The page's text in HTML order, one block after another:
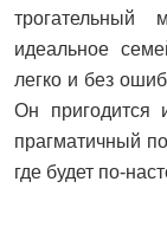
трогательный
идеальное
легко и без
Он пригодится
прагматичный
где будет по-